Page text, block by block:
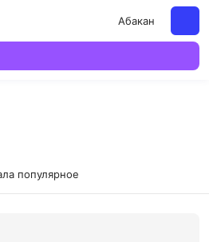
Абакан
популярное